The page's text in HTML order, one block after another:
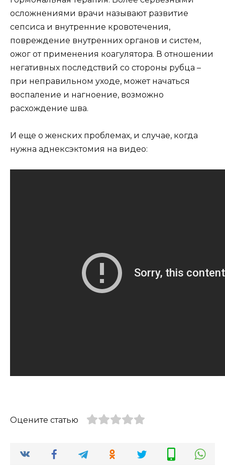
осложнениями врачи называют развитие
сепсиса и внутренние кровотечения,
повреждение внутренних органов и систем,
ожог от применения коагулятора. В отношении
негативных последствий со стороны рубца –
при неправильном уходе, может начаться
воспаление и нагноение, возможно
расхождение шва.
И еще о женских проблемах, и случае, когда
нужна аднексэктомия на видео:
Оцените статью